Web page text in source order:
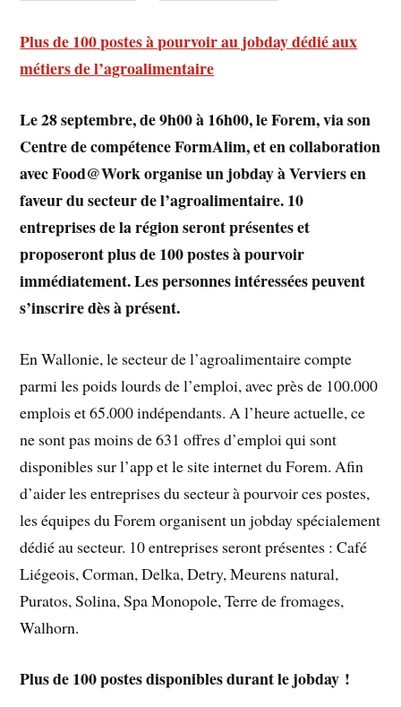
Plus de 100 postes à pourvoir au jobday dédié aux
métiers de l’agroalimentaire
Le 28 septembre, de 9h00 à 16h00, le Forem, via son
Centre de compétence FormAlim, et en collaboration
avec Food@Work organise un jobday à Verviers en
faveur du secteur de l’agroalimentaire. 10
entreprises de la région seront présentes et
proposeront plus de 100 postes à pourvoir
immédiatement. Les personnes intéressées peuvent
s’inscrire dès à présent.
En Wallonie, le secteur de l’agroalimentaire compte
parmi les poids lourds de l’emploi, avec près de 100.000
emplois et 65.000 indépendants. A l’heure actuelle, ce
ne sont pas moins de 631 offres d’emploi qui sont
disponibles sur l’app et le site internet du Forem. Afin
d’aider les entreprises du secteur à pourvoir ces postes,
les équipes du Forem organisent un jobday spécialement
dédié au secteur. 10 entreprises seront présentes : Café
Liégeois, Corman, Delka, Detry, Meurens natural,
Puratos, Solina, Spa Monopole, Terre de fromages,
Walhorn.
Plus de 100 postes disponibles durant le jobday !